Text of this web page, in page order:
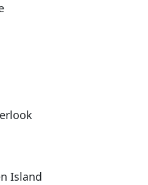
Island